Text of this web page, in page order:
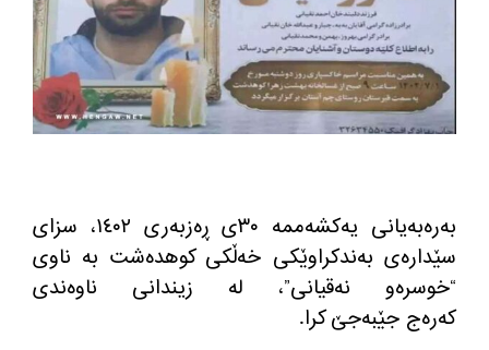
بەرەبەیانی یەکشەممە ٣٠ی ڕەزبەری ١٤٠٢، سزای
سێدارەی به‌ندكراوێكی خه‌ڵكی كوهده‌شت به‌ ناوی
“خوسرەو نەقیانی”، لە زیندانی ناوەندی
کەرەج جێبەجێ کرا.